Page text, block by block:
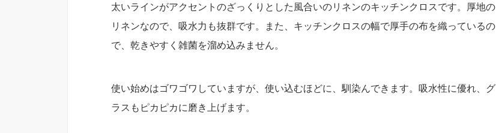
太いラインがアクセントのざっくりとした風合いのリネンのキッチンクロスです。厚地の
リネンなので、吸水力も抜群です。また、キッチンクロスの幅で厚手の布を織っているの
で、乾きやすく雑菌を溜め込みません。
使い始めはゴワゴワしていますが、使い込むほどに、馴染んできます。吸水性に優れ、グ
ラスもピカピカに磨き上げます。